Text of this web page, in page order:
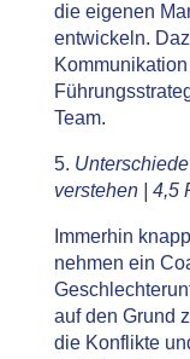
die eigenen
entwickeln.
Team.
5.
verstehen | 4,5
Immerhin
nehmen ein
auf den Grund
die Konflikte